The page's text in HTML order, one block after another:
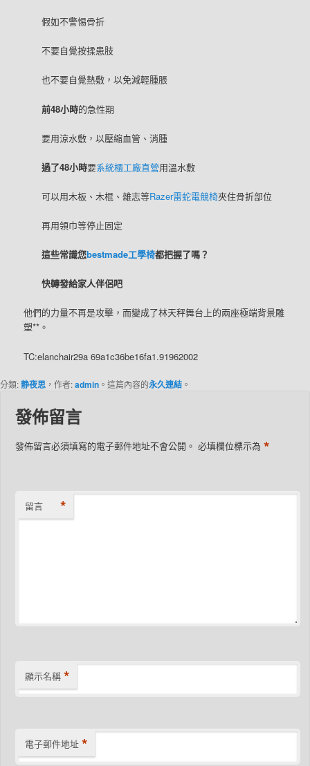
假如不警惕骨折
不要自覺按揉患肢
也不要自覺熱敷，以免減輕腫脹
前48小時的急性期
要用涼水敷，以壓縮血管、消腫
過了48小時要系統櫃工廠直營用溫水敷
可以用木板、木棍、雜志等Razer雷蛇電競椅夾住骨折部位
再用領巾等停止固定
這些常識您bestmade工學椅都把握了嗎？
快轉發給家人伴侶吧
他們的力量不再是攻擊，而變成了林天秤舞台上的兩座極端背景雕
塑**。
TC:elanchair29a 69a1c36be16fa1.91962002
分類:静夜思 ，作者:admin 。這篇內容的永久連結 。
發佈留言
發佈留言必須填寫的電子郵件地址不會公開。 必填欄位標示為*
留言 *
顯示名稱 *
電子郵件地址 *